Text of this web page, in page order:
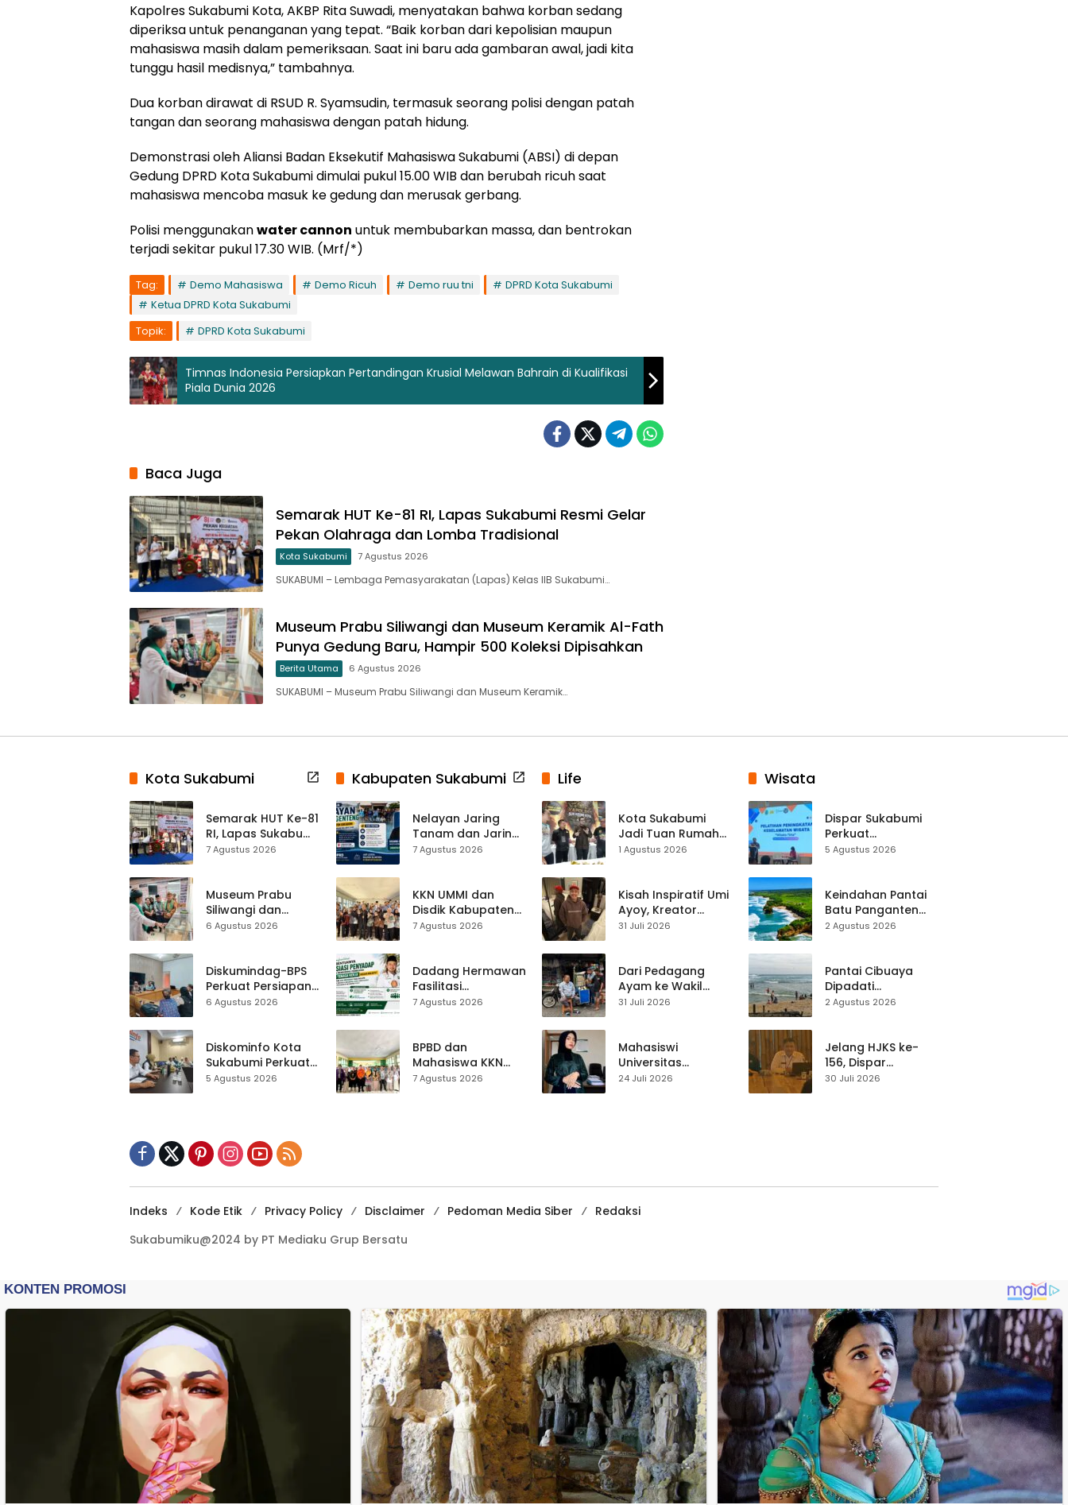
Kapolres Sukabumi Kota, AKBP Rita Suwadi, menyatakan bahwa korban sedang
diperiksa untuk penanganan yang tepat. “Baik korban dari kepolisian maupun
mahasiswa masih dalam pemeriksaan. Saat ini baru ada gambaran awal, jadi kita
tunggu hasil medisnya,” tambahnya.
Dua korban dirawat di RSUD R. Syamsudin, termasuk seorang polisi dengan patah
tangan dan seorang mahasiswa dengan patah hidung.
Demonstrasi oleh Aliansi Badan Eksekutif Mahasiswa Sukabumi (ABSI) di depan
Gedung DPRD Kota Sukabumi dimulai pukul 15.00 WIB dan berubah ricuh saat
mahasiswa mencoba masuk ke gedung dan merusak gerbang.
Polisi menggunakanwater cannon untuk membubarkan massa, dan bentrokan
terjadi sekitar pukul 17.30 WIB. (Mrf/*)
Tag: Demo Mahasiswa Demo Ricuh Demo ruu tni
DPRD Kota Sukabumi
Ketua DPRD Kota Sukabumi
Topik:
DPRD Kota Sukabumi
Timnas Indonesia Persiapkan Pertandingan Krusial Melawan Bahrain di Kualifikasi
Piala Dunia 2026
Baca Juga
Semarak HUT Ke-81 RI, Lapas Sukabumi Resmi Gelar
Pekan Olahraga dan Lomba Tradisional
Kota Sukabumi 7 Agustus 2026
SUKABUMI – Lembaga Pemasyarakatan (Lapas) Kelas IIB Sukabumi…
Museum Prabu Siliwangi dan Museum Keramik Al-Fath
Punya Gedung Baru, Hampir 500 Koleksi Dipisahkan
Berita Utama 6 Agustus 2026
SUKABUMI – Museum Prabu Siliwangi dan Museum Keramik…
Kota Sukabumi
Semarak HUT Ke-81
RI, Lapas Sukabumi
Resmi Gelar Pekan
7 Agustus 2026
Museum Prabu
Siliwangi dan
Museum Keramik
Hampir 500 Koleksi
Dipisahkan
6 Agustus 2026
Diskumindag-BPS
Perkuat Persiapan
Sensus Ekonomi,
Terbuka Beri Data
6 Agustus 2026
Diskominfo Kota
Sukabumi Perkuat
Satu Data
Dikebut
5 Agustus 2026
Kabupaten Sukabumi
Nelayan Jaring
Tanam dan Jaring
Obor
Penangkapan
7 Agustus 2026
KKN UMMI dan
Disdik Kabupaten
Sukabumi Perkuat
Kenakalan Remaja
di SMPN 2
Tegalbuleud
7 Agustus 2026
Dadang Hermawan
Fasilitasi
Pembentukan
Pekerja Dapat
Perlindungan BPJS
7 Agustus 2026
BPBD dan
Mahasiswa KKN
Edukasi Mitigasi
7 Agustus 2026
Life
Kota Sukabumi
Jadi Tuan Rumah
Kontes Batu Akik
1 Agustus 2026
Kisah Inspiratif Umi
Ayoy, Kreator
TikTok Asal
Live Streaming
31 Juli 2026
Dari Pedagang
Ayam ke Wakil
Ketua DPRD, H.
Pasar Cisaat
31 Juli 2026
Mahasiswi
Universitas
Muhammadiyah
24 Juli 2026
Wisata
Dispar Sukabumi
Perkuat
Keselamatan
Mitigasi hingga
Teknik Evakuasi
5 Agustus 2026
Keindahan Pantai
Batu Panganten
Mulai Dilirik
2 Agustus 2026
Pantai Cibuaya
Dipadati
Wisatawan,
Waspada
2 Agustus 2026
Jelang HJKS ke-
156, Dispar
Kabupaten
30 Juli 2026
Indeks Kode Etik Privacy Policy Disclaimer Pedoman Media Siber
Redaksi
Sukabumiku@2024 by PT Mediaku Grup Bersatu